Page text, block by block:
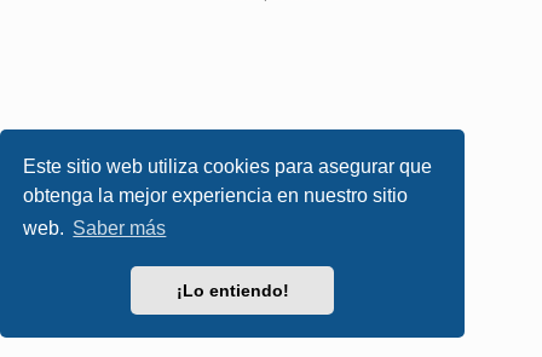
Este sitio web utiliza cookies para asegurar que
obtenga la mejor experiencia en nuestro sitio
web. Saber más
¡Lo entiendo!